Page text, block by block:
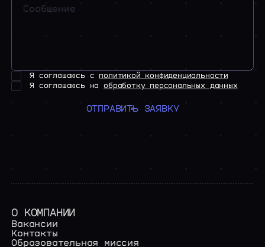
Я соглашаюсь с политикой конфиденциальности
Я соглашаюсь на обработку персональных данных
ОТПРАВИТЬ ЗАЯВКУ
О КОМПАНИИ
Вакансии
Контакты
Образовательная миссия